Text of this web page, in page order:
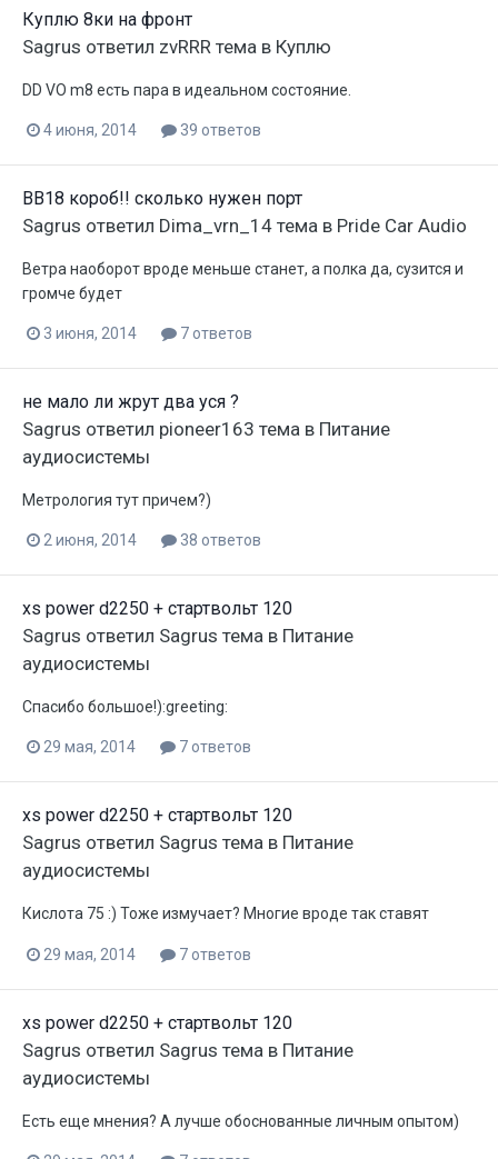
Куплю 8ки на фронт
Sagrus ответил zvRRR тема в Куплю
DD VO m8 есть пара в идеальном состояние.
4 июня, 2014 39 ответов
BB18 короб!! сколько нужен порт
Sagrus ответил Dima_vrn_14 тема в Pride Car Audio
Ветра наоборот вроде меньше станет, а полка да, сузится и
громче будет
3 июня, 2014 7 ответов
не мало ли жрут два уся ?
Sagrus ответил pioneer163 тема в Питание
аудиосистемы
Метрология тут причем?)
2 июня, 2014 38 ответов
хs power d2250 + стартвольт 120
Sagrus ответил Sagrus тема в Питание
аудиосистемы
Спасибо большое!):greeting:
29 мая, 2014 7 ответов
хs power d2250 + стартвольт 120
Sagrus ответил Sagrus тема в Питание
аудиосистемы
Кислота 75 :) Тоже измучает? Многие вроде так ставят
29 мая, 2014 7 ответов
хs power d2250 + стартвольт 120
Sagrus ответил Sagrus тема в Питание
аудиосистемы
Есть еще мнения? А лучше обоснованные личным опытом)